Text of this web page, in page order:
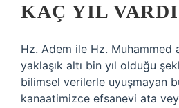
KAÇ YIL
Hz. Adem ile Hz. Muhammed
yaklaşık altı bin yıl olduğu
bilimsel verilerle uyuşmayan
kanaatimizce efsanevi ata